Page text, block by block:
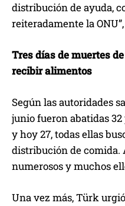
distribución de ayuda,
reiteradamente la
Tres días de muertes
recibir alimentos
Según las autoridades
junio fueron abatidas 32
y hoy 27, todas ellas
distribución de comida.
numerosos y muchos
Una vez más, Türk